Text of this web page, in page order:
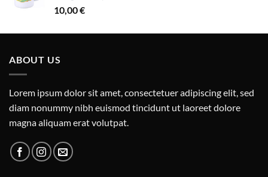
10,00€
ABOUT US
Lorem ipsum dolor sit amet, consectetuer adipiscing elit, sed
diam nonummy nibh euismod tincidunt ut laoreet dolore
magna aliquam erat volutpat.